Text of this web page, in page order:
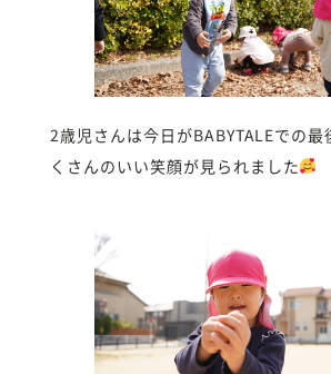
2歳児さんは今日がBABYTALEでの
くさんのいい笑顔が見られました